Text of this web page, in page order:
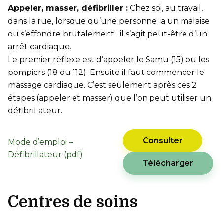
Appeler, masser, défibriller : Chez soi, au travail,
dans la rue, lorsque qu’une personne a un malaise
ou s’effondre brutalement : il s’agit peut-être d’un
arrêt cardiaque.
Le premier réflexe est d’appeler le Samu (15) ou les
pompiers (18 ou 112). Ensuite il faut commencer le
massage cardiaque. C’est seulement après ces 2
étapes (appeler et masser) que l’on peut utiliser un
défibrillateur.
Mode d’emploi –
Défibrillateur (pdf)
Consulter
Télécharger
Centres de soins